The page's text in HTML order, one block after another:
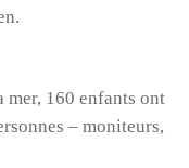
mer, 160 enfants ont
– moniteurs,